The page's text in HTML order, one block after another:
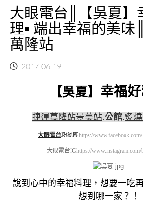
大眼電台║【吳夏】
理▪ 端出幸福的美味
萬隆站
2017-06-19
【吳夏】 幸福
捷運萬隆站景美站.公館.炙
大眼電台粉絲團https://
大眼電台IGhttps://www.instagram.com/
說到心中的幸福料理，想要一吃
想到哪一家？！